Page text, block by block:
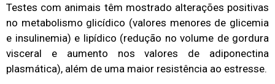
Testes com animais têm mostrado alterações positivas
no metabolismo glicídico (valores menores de glicemia
e insulinemia) e lipídico (redução no volume de gordura
visceral e aumento nos valores de adiponectina
plasmática), além de uma maior resistência ao estresse.